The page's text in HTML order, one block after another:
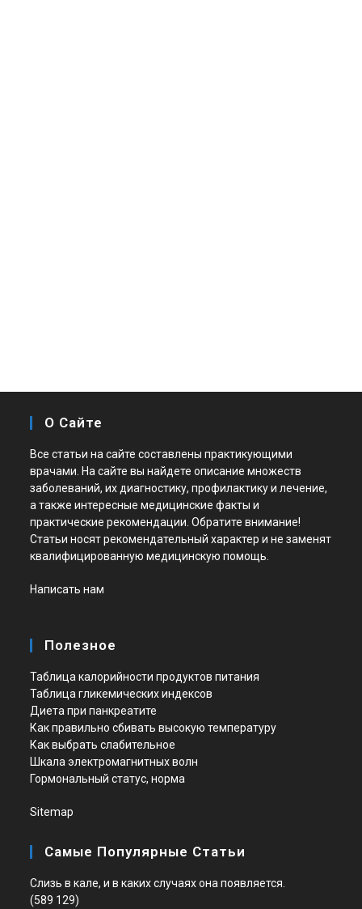
О Сайте
Все статьи на сайте составлены практикующими
врачами. На сайте вы найдете описание множеств
заболеваний, их диагностику, профилактику и лечение,
а также интересные медицинские факты и
практические рекомендации. Обратите внимание!
Статьи носят рекомендательный характер и не заменят
квалифицированную медицинскую помощь.
Написать нам
Полезное
Таблица калорийности продуктов питания
Таблица гликемических индексов
Диета при панкреатите
Как правильно сбивать высокую температуру
Как выбрать слабительное
Шкала электромагнитных волн
Гормональный статус, норма
Sitemap
Самые Популярные Статьи
Слизь в кале, и в каких случаях она появляется.
(589 129)